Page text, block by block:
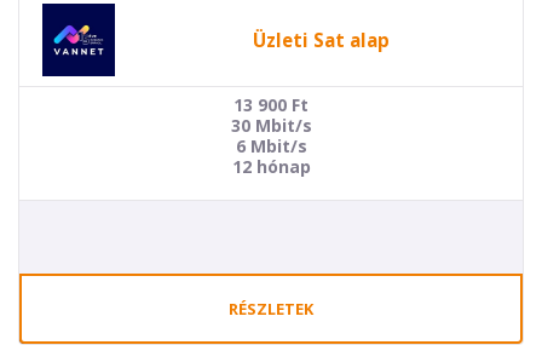
Üzleti Sat alap
13 900 Ft
30 Mbit/s
6 Mbit/s
12 hónap
RÉSZLETEK